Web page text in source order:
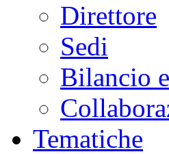
Direttore
Sedi
Bilancio
Tematiche